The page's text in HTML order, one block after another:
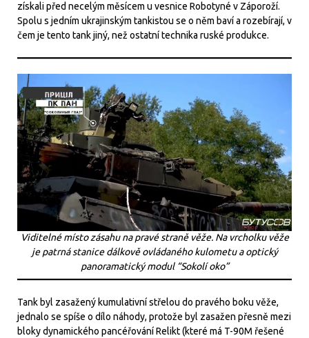
získali před necelým měsícem u vesnice Robotyné v Záporoží.
Spolu s jedním ukrajinským tankistou se o něm baví a rozebírají, v
čem je tento tank jiný, než ostatní technika ruské produkce.
Viditelné místo zásahu na pravé straně věže. Na vrcholku věže
je patrná stanice dálkově ovládaného kulometu a optický
panoramatický modul “Sokolí oko”
Tank byl zasažený kumulativní střelou do pravého boku věže,
jednalo se spíše o dílo náhody, protože byl zasažen přesně mezi
bloky dynamického pancéřování Relikt (které má T-90M řešené